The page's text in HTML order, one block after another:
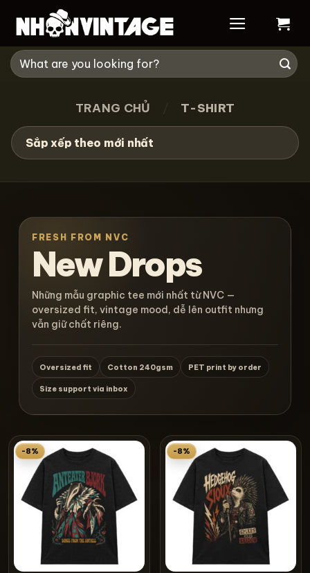
Tìm
kiếm:
TRANG CHỦ T-SHIRT
FRESH FROM NVC
New Drops
Những mẫu graphic tee mới nhất từ NVC —
oversized fit, vintage mood, dễ lên outfit nhưng
vẫn giữ chất riêng.
Oversized fit Cotton 240gsm PET print by order
Size support via inbox
-8% -8%